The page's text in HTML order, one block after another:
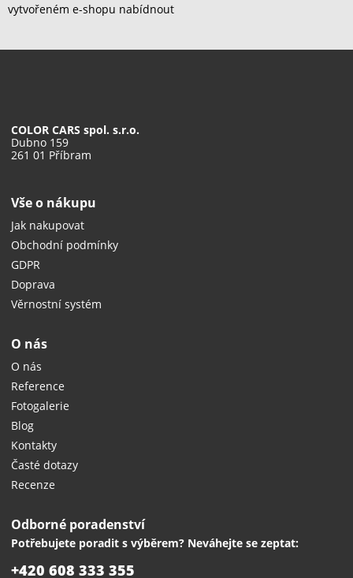
vytvořeném e-shopu nabídnout
COLOR CARS spol. s.r.o.
Dubno 159
261 01 Příbram
Vše o nákupu
Jak nakupovat
Obchodní podmínky
GDPR
Doprava
Věrnostní systém
O nás
O nás
Reference
Fotogalerie
Blog
Kontakty
Časté dotazy
Recenze
Odborné poradenství
Potřebujete poradit s výběrem? Neváhejte se zeptat:
+420 608 333 355